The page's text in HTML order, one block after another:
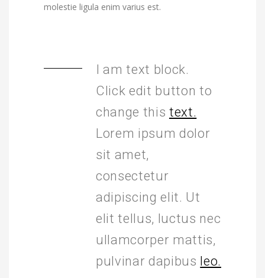
molestie ligula enim varius est.
I am text block.
Click edit button to
change this text.
Lorem ipsum dolor
sit amet,
consectetur
adipiscing elit. Ut
elit tellus, luctus nec
ullamcorper mattis,
pulvinar dapibus leo.